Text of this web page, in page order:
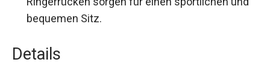
Ringerrücken sorgen für einen sportlichen und
bequemen Sitz.
Details